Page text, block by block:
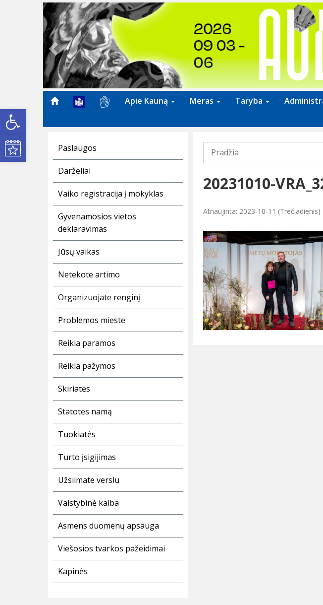
Open toolbar
Kultūros renginiai
Previous
Apie Kauną Meras Taryba
Paslaugos
Darželiai
Vaiko registracija į mokyklas
Gyvenamosios vietos
deklaravimas
Jūsų vaikas
Netekote artimo
Organizuojate renginį
Problemos mieste
Reikia paramos
Reikia pažymos
Skiriatės
Statotės namą
Tuokiatės
Turto įsigijimas
Užsiimate verslu
Valstybinė kalba
Asmens duomenų apsauga
Viešosios tvarkos pažeidimai
Kapinės
Pradžia
20231010-
Atnaujinta: 2023-10-11 (Trečiadienis)